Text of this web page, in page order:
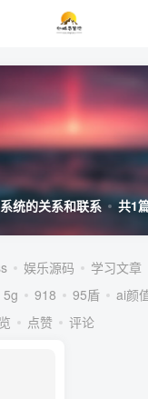
统的关系和联系 共1
娱乐源码 学习文章
5g 918 95盾 ai颜
点赞 评论